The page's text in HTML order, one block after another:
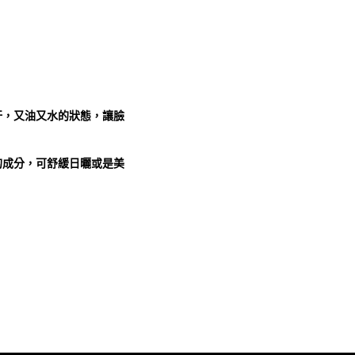
又油又水的狀態，讓臉
分，可舒緩日曬或是美